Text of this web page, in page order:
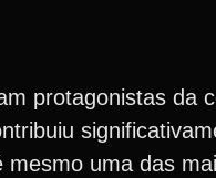
protagonistas da
uma das